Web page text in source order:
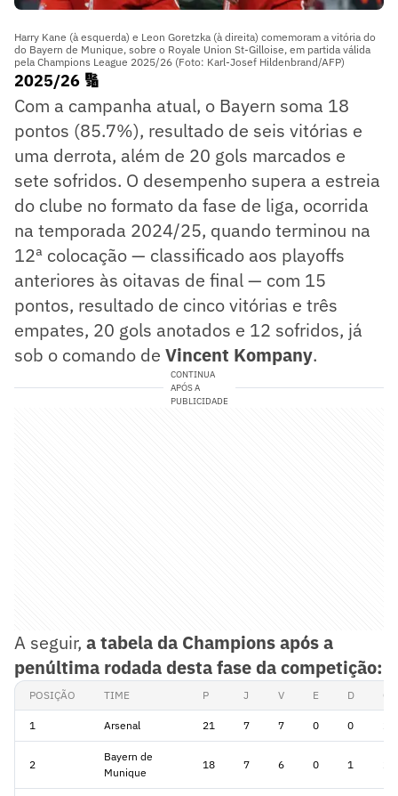
Harry Kane (à esquerda) e Leon Goretzka (à direita) comemoram a vitória do
do Bayern de Munique, sobre o Royale Union St-Gilloise, em partida válida
pela Champions League 2025/26 (Foto: Karl-Josef Hildenbrand/AFP)
2025/26 🔢
Com a campanha atual, o Bayern soma 18
pontos (85.7%), resultado de seis vitórias e
uma derrota, além de 20 gols marcados e
sete sofridos. O desempenho supera a estreia
do clube no formato da fase de liga, ocorrida
na temporada 2024/25, quando terminou na
12ª colocação — classificado aos playoffs
anteriores às oitavas de final — com 15
pontos, resultado de cinco vitórias e três
empates, 20 gols anotados e 12 sofridos, já
sob o comando de Vincent Kompany.
CONTINUA
APÓS A
PUBLICIDADE
A seguir, a tabela da Champions após a
penúltima rodada desta fase da competição:
POSIÇÃO TIME P J V E D GP
1 Arsenal 21 7 7 0 0 20
2
Bayern de
Munique
18 7 6 0 1 20